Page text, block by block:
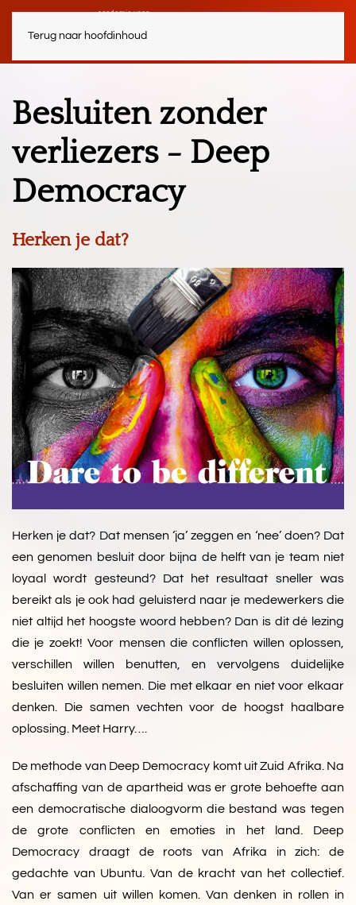
Terug naar hoofdinhoud
Besluiten zonder
verliezers - Deep
Democracy
Herken je dat?
Herken je dat? Dat mensen ‘ja’ zeggen en ‘nee’ doen? Dat
een genomen besluit door bijna de helft van je team niet
loyaal wordt gesteund? Dat het resultaat sneller was
bereikt als je ook had geluisterd naar je medewerkers die
niet altijd het hoogste woord hebben? Dan is dit dé lezing
die je zoekt! Voor mensen die conflicten willen oplossen,
verschillen willen benutten, en vervolgens duidelijke
besluiten willen nemen. Die met elkaar en niet voor elkaar
denken. Die samen vechten voor de hoogst haalbare
oplossing. Meet Harry….
De methode van Deep Democracy komt uit Zuid Afrika. Na
afschaffing van de apartheid was er grote behoefte aan
een democratische dialoogvorm die bestand was tegen
de grote conflicten en emoties in het land. Deep
Democracy draagt de roots van Afrika in zich: de
gedachte van Ubuntu. Van de kracht van het collectief.
Van er samen uit willen komen. Van denken in rollen in